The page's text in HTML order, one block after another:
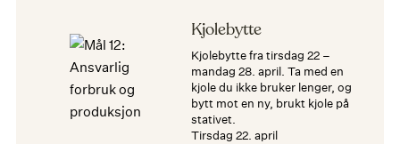
Kjolebytte
Kjolebytte fra tirsdag 22 –
mandag 28. april. Ta med en
kjole du ikke bruker lenger, og
bytt mot en ny, brukt kjole på
stativet.
tirsdag 22. april